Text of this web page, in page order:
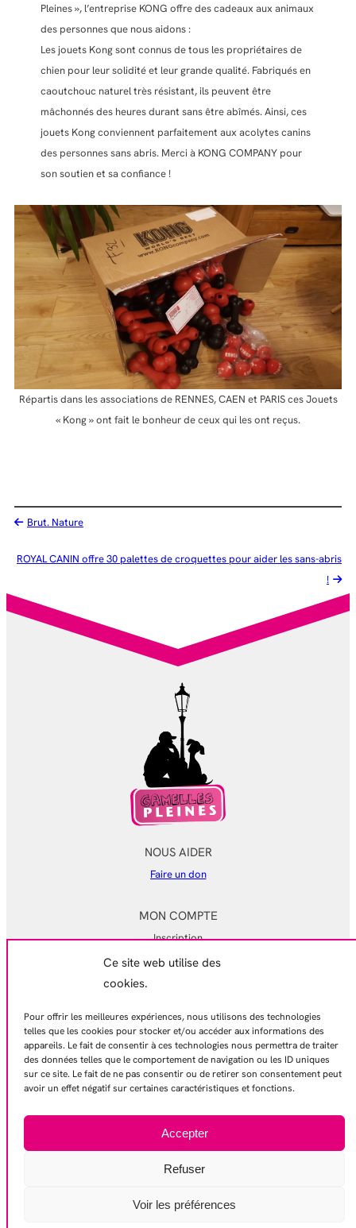
Ce site web utilise des
cookies.
Pour offrir les meilleures expériences, nous utilisons des technologies
telles que les cookies pour stocker et/ou accéder aux informations des
appareils. Le fait de consentir à ces technologies nous permettra de traiter
des données telles que le comportement de navigation ou les ID uniques
sur ce site. Le fait de ne pas consentir ou de retirer son consentement peut
avoir un effet négatif sur certaines caractéristiques et fonctions.
Accepter
Refuser
Voir les préférences
Pleines », l’entreprise KONG offre des cadeaux aux animaux
des personnes que nous aidons :
Les jouets Kong sont connus de tous les propriétaires de
chien pour leur solidité et leur grande qualité. Fabriqués en
caoutchouc naturel très résistant, ils peuvent être
mâchonnés des heures durant sans être abîmés. Ainsi, ces
jouets Kong conviennent parfaitement aux acolytes canins
des personnes sans abris. Merci à KONG COMPANY pour
son soutien et sa confiance !
Répartis dans les associations de RENNES, CAEN et PARIS ces Jouets
« Kong » ont fait le bonheur de ceux qui les ont reçus.
Brut. Nature
ROYAL CANIN offre 30 palettes de croquettes pour aider les sans-abris
!
NOUS AIDER
Faire un don
MON COMPTE
Inscription
Mon compte
Mes commandes
EN SAVOIR PLUS
Mentions légales
Conditions générales de ventes
Politique de confidentialité